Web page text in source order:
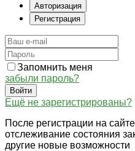
Авторизация
Регистрация
Запомнить меня
забыли пароль?
Войти
Ещё не зарегистрированы?
После регистрации на
отслеживание состояния
другие новые возможности